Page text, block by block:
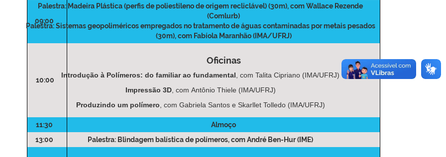
09:00
Palestra: Madeira Plástica (perfis de poliestileno de origem recliclável) (30m), com Wallace Rezende
(Comlurb)
Palestra: Sistemas geopoliméricos empregados no tratamento de águas contaminadas por metais pesados
(30m), com Fabíola Maranhão (IMA/UFRJ)
10:00
Oficinas
Introdução à Polímeros: do familiar ao fundamental, com Talita Cipriano (IMA/UFRJ)
Impressão 3D, com Antônio Thiele (IMA/UFRJ)
Produzindo um polímero, com Gabriela Santos e Skarllet Tolledo (IMA/UFRJ)
11:30
Almoço
13:00
Palestra: Blindagem balística de polímeros, com André Ben-Hur (IME)